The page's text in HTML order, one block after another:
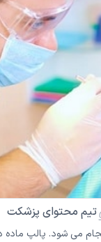
تیم محتوای پزشکت
می شود. پالپ